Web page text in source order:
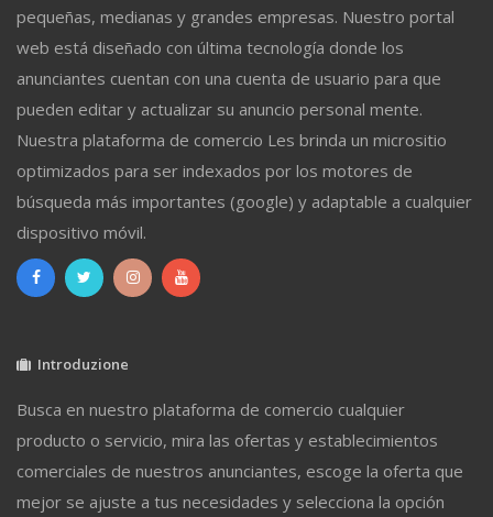
pequeñas, medianas y grandes empresas. Nuestro portal
web está diseñado con última tecnología donde los
anunciantes cuentan con una cuenta de usuario para que
pueden editar y actualizar su anuncio personal mente.
Nuestra plataforma de comercio Les brinda un micrositio
optimizados para ser indexados por los motores de
búsqueda más importantes (google) y adaptable a cualquier
dispositivo móvil.
Introduzione
Busca en nuestro plataforma de comercio cualquier
producto o servicio, mira las ofertas y establecimientos
comerciales de nuestros anunciantes, escoge la oferta que
mejor se ajuste a tus necesidades y selecciona la opción